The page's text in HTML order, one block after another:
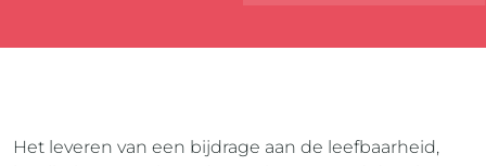
Het leveren van een bijdrage aan de leefbaarheid,